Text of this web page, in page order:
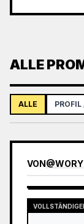
ALLE
ALLE
VON@